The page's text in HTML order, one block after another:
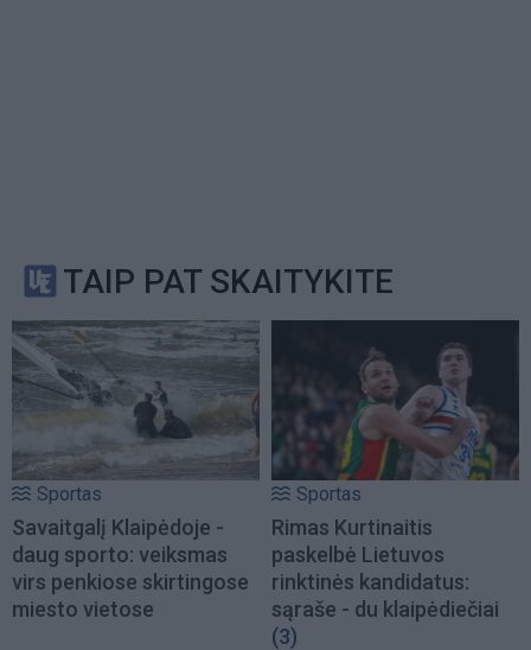
TAIP PAT SKAITYKITE
Sportas
Savaitgalį Klaipėdoje -
daug sporto: veiksmas
virs penkiose skirtingose
miesto vietose
Sportas
Rimas Kurtinaitis
paskelbė Lietuvos
rinktinės kandidatus:
sąraše - du klaipėdiečiai
(3)